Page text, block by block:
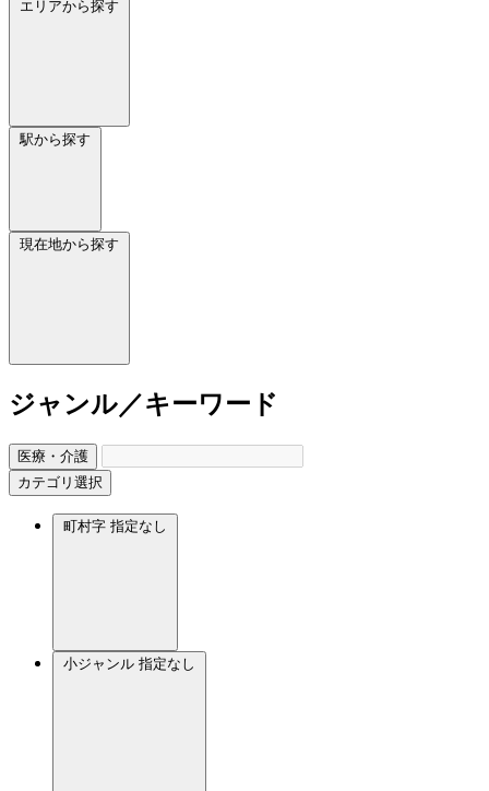
エリアから探す
駅から探す
現在地から探す
ジャンル／キーワード
医療・介護
カテゴリ選択
町村字 指定なし
小ジャンル 指定なし